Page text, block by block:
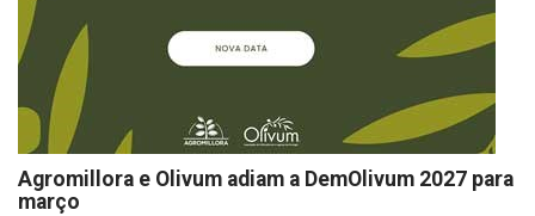
Agromillora e Olivum adiam a DemOlivum 2027 para
março